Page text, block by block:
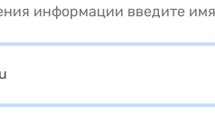
информации введите